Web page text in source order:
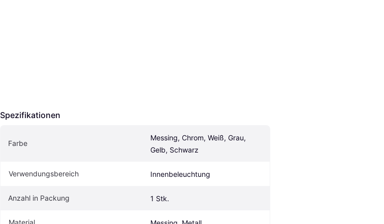
Spezifikationen
Farbe
Messing, Chrom, Weiß, Grau,
Gelb, Schwarz
Verwendungsbereich Innenbeleuchtung
Anzahl in Packung 1 Stk.
Material